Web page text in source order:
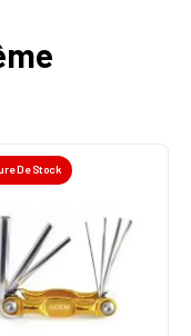
De Stock